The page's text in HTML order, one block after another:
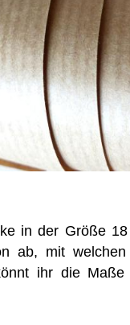
in der Größe
ab, mit
ihr die